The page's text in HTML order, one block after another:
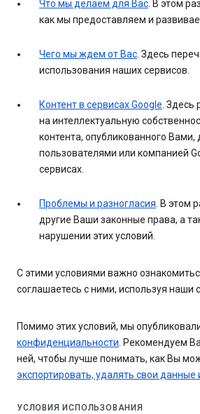
Что мы делаем для Вас. В этом
как мы предоставляем и
Чего мы ждем от Вас. Здесь
использования наших сервисов.
Контент в сервисах Google. Здесь
на интеллектуальную
контента, опубликованного Вами,
пользователями или компанией
сервисах.
Проблемы и разногласия. В этом
другие Ваши законные права, а
нарушении этих условий.
С этими условиями важно
соглашаетесь с ними, используя наши
Помимо этих условий, мы
конфиденциальности. Рекомендуем
ней, чтобы лучше понимать, как Вы
экспортировать, удалять свои данные
УСЛОВИЯ ИСПОЛЬЗОВАНИЯ